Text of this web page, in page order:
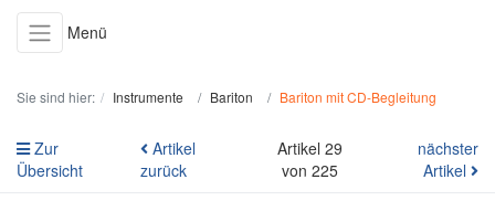
Menü
Sie sind hier: Instrumente Bariton Bariton mit CD-Begleitung
Zur
Übersicht
Artikel
zurück
Artikel 29
von 225
nächster
Artikel